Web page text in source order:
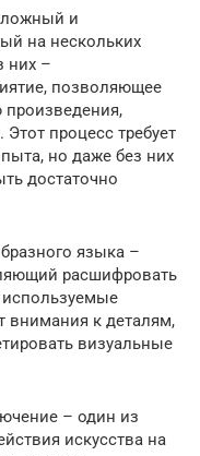
и
на нескольких
них –
позволяющее
процесс требует
но даже без них
достаточно
языка –
расшифровать
внимания к деталям,
визуальные
– один из
искусства на